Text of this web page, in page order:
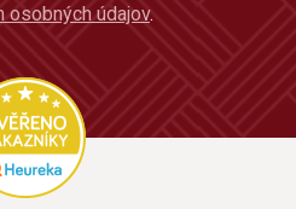
osobných údajov.